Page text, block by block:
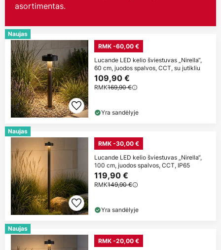
asortimentas.
Naujas
RMK -60,00 €
Lucande LED kelio šviestuvas „Nirella“,
60 cm, juodos spalvos, CCT, su jutikliu
109,90 €
RMK169,90 €
Yra sandėlyje
Naujas
RMK -30,00 €
Lucande LED kelio šviestuvas „Nirella“,
100 cm, juodos spalvos, CCT, IP65
119,90 €
RMK149,90 €
Yra sandėlyje
Naujas
RMK -20,00 €